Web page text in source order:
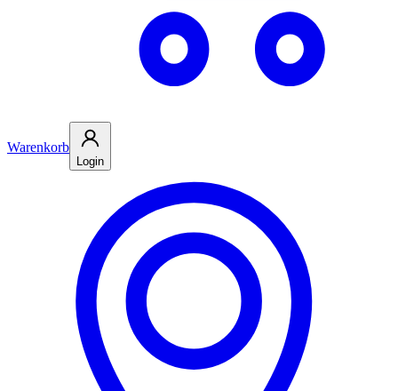
Warenkorb
Login